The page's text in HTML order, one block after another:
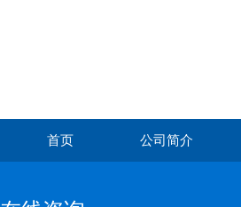
首页 公司简介